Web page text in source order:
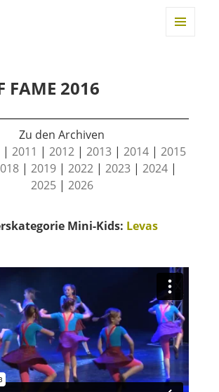
FAME 2016
Zu den Archiven
| 2011 | 2012 | 2013 | 2014 | 2015
| 2019| 2022| 2023| 2024|
2025| 2026
Mini-Kids: Levas